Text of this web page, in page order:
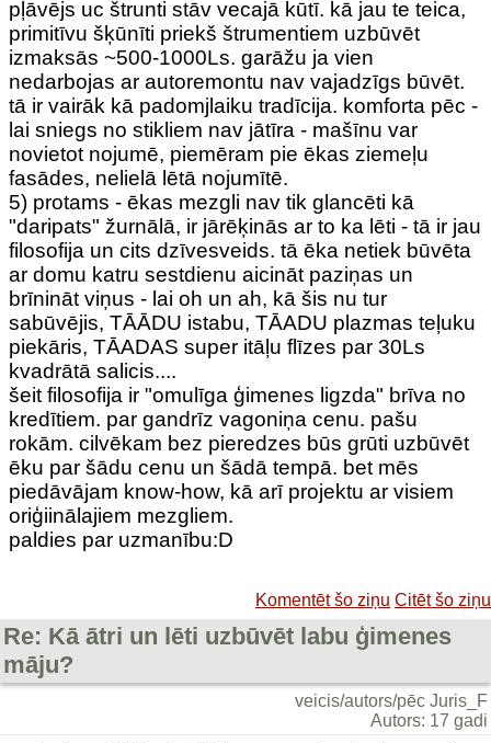
pļāvējs uc štrunti stāv vecajā kūtī. kā jau te teica,
primitīvu šķūnīti priekš štrumentiem uzbūvēt
izmaksās ~500-1000Ls. garāžu ja vien
nedarbojas ar autoremontu nav vajadzīgs būvēt.
tā ir vairāk kā padomjlaiku tradīcija. komforta pēc -
lai sniegs no stikliem nav jātīra - mašīnu var
novietot nojumē, piemēram pie ēkas ziemeļu
fasādes, nelielā lētā nojumītē.
5) protams - ēkas mezgli nav tik glancēti kā
"daripats" žurnālā, ir jārēķinās ar to ka lēti - tā ir jau
filosofija un cits dzīvesveids. tā ēka netiek būvēta
ar domu katru sestdienu aicināt paziņas un
brīnināt viņus - lai oh un ah, kā šis nu tur
sabūvējis, TĀĀDU istabu, TĀADU plazmas teļuku
piekāris, TĀADAS super itāļu flīzes par 30Ls
kvadrātā salicis....
šeit filosofija ir "omulīga ģimenes ligzda" brīva no
kredītiem. par gandrīz vagoniņa cenu. pašu
rokām. cilvēkam bez pieredzes būs grūti uzbūvēt
ēku par šādu cenu un šādā tempā. bet mēs
piedāvājam know-how, kā arī projektu ar visiem
oriģiinālajiem mezgliem.
paldies par uzmanību:D
Komentēt šo ziņu Citēt šo ziņu
Re: Kā ātri un lēti uzbūvēt labu ģimenes
māju?
veicis/autors/pēc Juris_F
Autors: 17 gadi